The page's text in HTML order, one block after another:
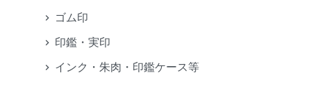
ゴム印
印鑑・実印
インク・朱肉・印鑑ケース等